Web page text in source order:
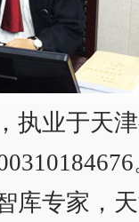
执业于天
库专家，